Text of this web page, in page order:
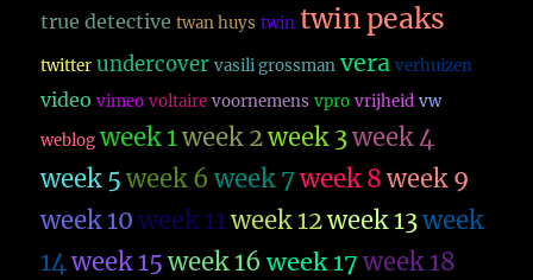
true detective twan huys twin twin peaks
twitter undercover vasili grossman vera verhuizen
video vimeo voltaire voornemens vpro vrijheid vw
weblog week 1week 2week 3week 4
week 5 week 6 week 7 week 8 week 9
week 10 week 11week 12week 13week
14week 15 week 16 week 17 week 18